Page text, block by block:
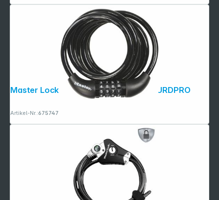
Master Lock Spiralkabel 180cm 8221EURDPRO
Artikel-Nr.:675747